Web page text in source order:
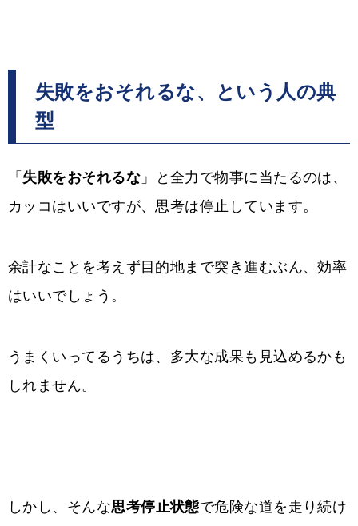
失敗をおそれるな、という人の典
型
「 失敗をおそれるな 」と全力で物事に当たるのは、
カッコはいいですが、思考は停止しています。
余計なことを考えず目的地まで突き進むぶん、効率
はいいでしょう。
うまくいってるうちは、多大な成果も見込めるかも
しれません。
しかし、そんな思考停止状態で危険な道を走り続け